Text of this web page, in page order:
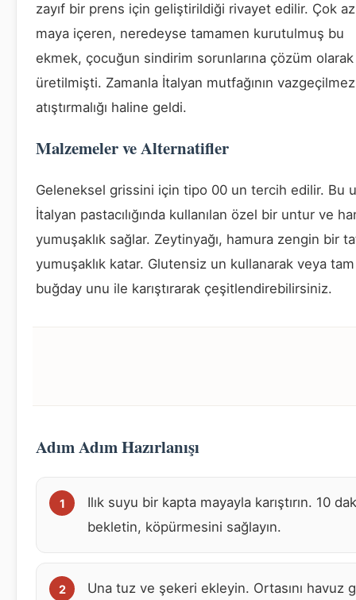
zayıf bir prens için geliştirildiği rivayet edilir. Çok az
maya içeren, neredeyse tamamen kurutulmuş bu
ekmek, çocuğun sindirim sorunlarına çözüm olarak
üretilmişti. Zamanla İtalyan mutfağının vazgeçilmez
atıştırmalığı haline geldi.
Malzemeler ve Alternatifler
Geleneksel grissini için tipo 00 un tercih edilir. Bu
İtalyan pastacılığında kullanılan özel bir untur ve
yumuşaklık sağlar. Zeytinyağı, hamura zengin bir
yumuşaklık katar. Glutensiz un kullanarak veya tam
buğday unu ile karıştırarak çeşitlendirebilirsiniz.
Adım Adım Hazırlanışı
Ilık suyu bir kapta mayayla karıştırın. 10
bekletin, köpürmesini sağlayın.
Una tuz ve şekeri ekleyin. Ortasını havuz